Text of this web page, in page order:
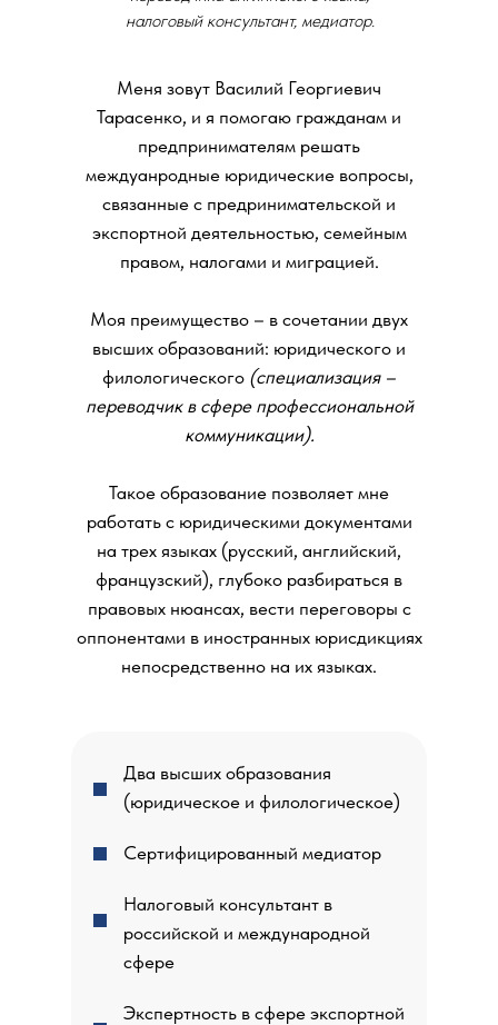
налоговый консультант, медиатор.
Меня зовут Василий Георгиевич
Тарасенко, и я помогаю гражданам и
предпринимателям решать
междуанродные юридические вопросы,
связанные с предринимательской и
экспортной деятельностью, семейным
правом, налогами и миграцией.
Моя преимущество – в сочетании двух
высших образований: юридического и
филологического (специализация –
переводчик в сфере профессиональной
коммуникации).
Такое образование позволяет мне
работать с юридическими документами
на трех языках (русский, английский,
французский), глубоко разбираться в
правовых нюансах, вести переговоры с
оппонентами в иностранных юрисдикциях
непосредственно на их языках.
Два высших образования
(юридическое и филологическое)
Сертифицированный медиатор
Налоговый консультант в
российской и международной
сфере
Экспертность в сфере экспортной